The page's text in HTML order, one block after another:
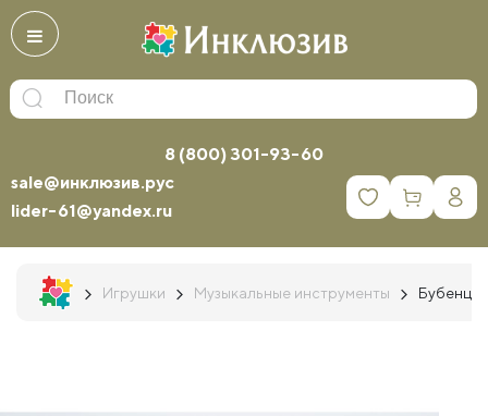
8 (800) 301-93-60
sale@инклюзив.рус
lider-61@yandex.ru
0
Игрушки Музыкальные инструменты Бубенцы